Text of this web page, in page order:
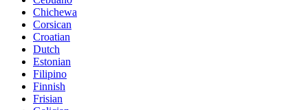
Chichewa
Corsican
Croatian
Dutch
Estonian
Filipino
Finnish
Frisian